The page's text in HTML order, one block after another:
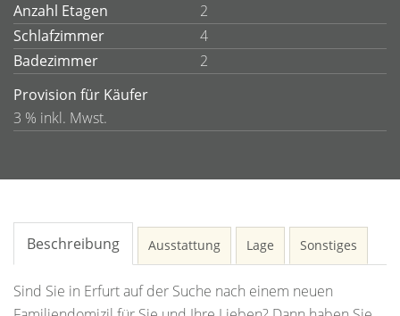
Anzahl Etagen
2
Schlafzimmer
4
Badezimmer
2
Provision für Käufer
3 % inkl. Mwst.
Beschreibung Ausstattung Lage Sonstiges
Sind Sie in Erfurt auf der Suche nach einem neuen